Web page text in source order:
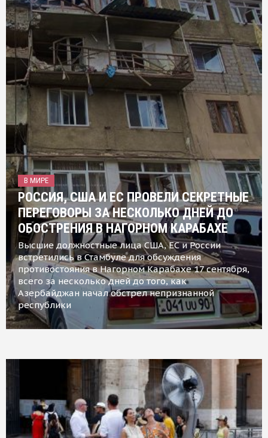
В МИРЕ
РОССИЯ, США И ЕС ПРОВЕЛИ СЕКРЕТНЫЕ
ПЕРЕГОВОРЫ ЗА НЕСКОЛЬКО ДНЕЙ ДО
ОБОСТРЕНИЯ В НАГОРНОМ КАРАБАХЕ
Высшие должностные лица США, ЕС и России
встретились в Стамбуле для обсуждения
противостояния в Нагорном Карабахе 17 сентября,
всего за несколько дней до того, как
Азербайджан начал обстрел непризнанной
республики